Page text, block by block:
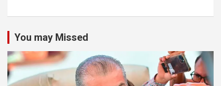
You may Missed